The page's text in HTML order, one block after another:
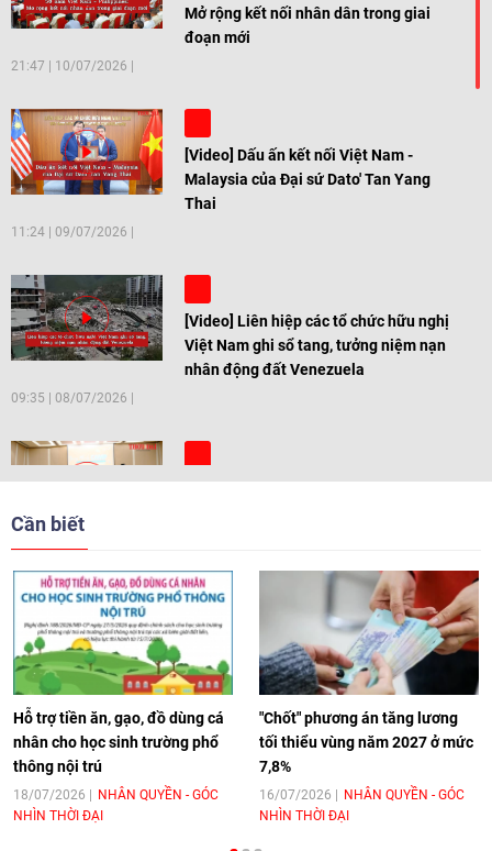
Mở rộng kết nối nhân dân trong giai
đoạn mới
21:47 10/07/2026
[Video] Dấu ấn kết nối Việt Nam -
Malaysia của Đại sứ Dato' Tan Yang
Thai
11:24 09/07/2026
[Video] Liên hiệp các tổ chức hữu nghị
Việt Nam ghi sổ tang, tưởng niệm nạn
nhân động đất Venezuela
09:35 08/07/2026
[Video] Trẻ em Đông Á cùng kiến tạo
[Video] Âm nhạc flamenco gắn kết văn
hoá Việt Nam - Tây Ban Nha
11:10 17/06/2026
[Video] Trao tặng Kỷ niệm chương "Vì
hòa bình, hữu nghị giữa các dân tộc"
cho Đại sứ Hungary tại Việt Nam
Cần biết
Hỗ trợ tiền ăn, gạo, đồ dùng cá
nhân cho học sinh trường phổ
thông nội trú
18/07/2026
NHÂN QUYỀN - GÓC
NHÌN THỜI ĐẠI
"Chốt" phương án tăng lương
tối thiểu vùng năm 2027 ở mức
7,8%
16/07/2026
NHÂN QUYỀN - GÓC
NHÌN THỜI ĐẠI